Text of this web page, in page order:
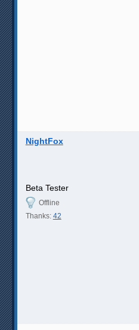
NightFox
Beta Tester
Offline
Thanks: 42